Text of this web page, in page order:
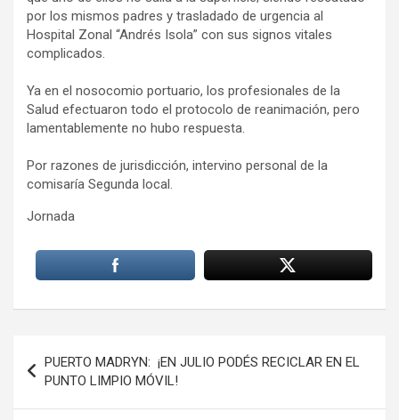
por los mismos padres y trasladado de urgencia al
Hospital Zonal “Andrés Isola” con sus signos vitales
complicados.
Ya en el nosocomio portuario, los profesionales de la
Salud efectuaron todo el protocolo de reanimación, pero
lamentablemente no hubo respuesta.
Por razones de jurisdicción, intervino personal de la
comisaría Segunda local.
Jornada
de
entradas
PUERTO MADRYN: ¡EN JULIO PODÉS RECICLAR EN EL
PUNTO LIMPIO MÓVIL!